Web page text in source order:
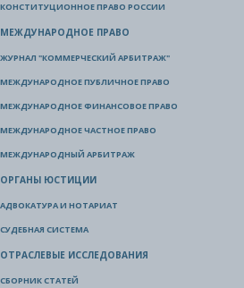
КОНСТИТУЦИОННОЕ ПРАВО РОССИИ
МЕЖДУНАРОДНОЕ ПРАВО
ЖУРНАЛ "КОММЕРЧЕСКИЙ АРБИТРАЖ"
МЕЖДУНАРОДНОЕ ПУБЛИЧНОЕ ПРАВО
МЕЖДУНАРОДНОЕ ФИНАНСОВОЕ ПРАВО
МЕЖДУНАРОДНОЕ ЧАСТНОЕ ПРАВО
МЕЖДУНАРОДНЫЙ АРБИТРАЖ
ОРГАНЫ ЮСТИЦИИ
АДВОКАТУРА И НОТАРИАТ
СУДЕБНАЯ СИСТЕМА
ОТРАСЛЕВЫЕ ИССЛЕДОВАНИЯ
СБОРНИК СТАТЕЙ